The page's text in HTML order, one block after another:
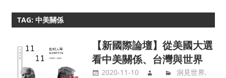
TAG: 中美關係
【新國際論壇】從美國大選
看中美關係、台灣與世界
2020-11-10 洞見世界,